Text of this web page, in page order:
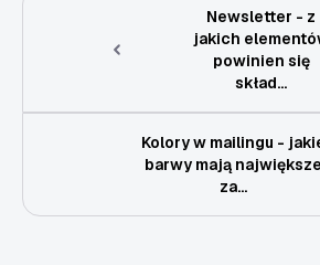
Newsletter - z
jakich
powinien się
skład...
Kolory w mailingu -
barwy mają największe
za...